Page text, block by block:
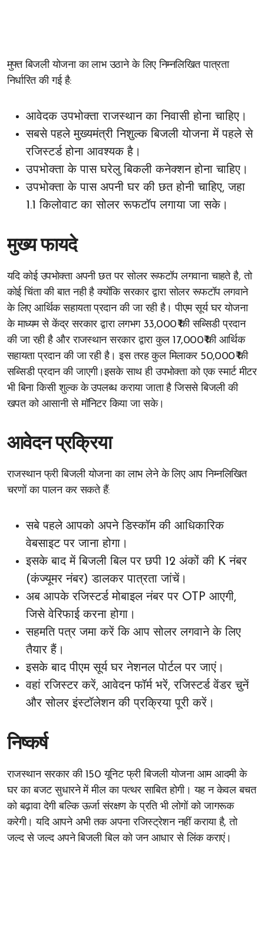
मुफ्त बिजली योजना का लाभ उठाने के लिए निम्नलिखित पात्रता
निर्धारित की गई है:
आवेदक उपभोक्ता राजस्थान का निवासी होना चाहिए।
सबसे पहले मुख्यमंत्री निशुल्क बिजली योजना में पहले से
रजिस्टर्ड होना आवश्यक है।
उपभोक्ता के पास घरेलु बिकली कनेक्शन होना चाहिए।
उपभोक्ता के पास अपनी घर की छत होनी चाहिए, जहा
1.1 किलोवाट का सोलर रूफटॉप लगाया जा सके।
मुख्य फायदे
यदि कोई उपभोक्ता अपनी छत पर सोलर रूफटॉप लगवाना चाहते है, तो
कोई चिंता की बात नही है क्योंकि सरकार द्वारा सोलर रूफटॉप लगवाने
के लिए आर्थिक सहायता प्रदान की जा रही है। पीएम सूर्य घर योजना
के माध्यम से केंद्र सरकार द्वारा लगभग 33,000₹ की सब्सिडी प्रदान
की जा रही है और राजस्थान सरकार द्वारा कुल 17,000₹ की आर्थिक
सहायता प्रदान की जा रही है। इस तरह कुल मिलाकर 50,000₹ की
सब्सिडी प्रदान की जाएगी।इसके साथ ही उपभोक्ता को एक स्मार्ट मीटर
भी बिना किसी शुल्क के उपलब्ध कराया जाता है जिससे बिजली की
खपत को आसानी से मॉनिटर किया जा सके।
आवेदन प्रक्रिया
राजस्थान फ्री बिजली योजना का लाभ लेने के लिए आप निम्नलिखित
चरणों का पालन कर सकते हैं:
सबे पहले आपको अपने डिस्कॉम की आधिकारिक
वेबसाइट पर जाना होगा।
इसके बाद में बिजली बिल पर छपी 12 अंकों की K नंबर
(कंज्यूमर नंबर) डालकर पात्रता जांचें।
अब आपके रजिस्टर्ड मोबाइल नंबर पर OTP आएगी,
जिसे वेरिफाई करना होगा।
सहमति पत्र जमा करें कि आप सोलर लगवाने के लिए
तैयार हैं।
इसके बाद पीएम सूर्य घर नेशनल पोर्टल पर जाएं।
वहां रजिस्टर करें, आवेदन फॉर्म भरें, रजिस्टर्ड वेंडर चुनें
और सोलर इंस्टॉलेशन की प्रक्रिया पूरी करें।
निष्कर्ष
राजस्थान सरकार की 150 यूनिट फ्री बिजली योजना आम आदमी के
घर का बजट सुधारने में मील का पत्थर साबित होगी। यह न केवल बचत
को बढ़ावा देगी बल्कि ऊर्जा संरक्षण के प्रति भी लोगों को जागरूक
करेगी। यदि आपने अभी तक अपना रजिस्ट्रेशन नहीं कराया है, तो
जल्द से जल्द अपने बिजली बिल को जन आधार से लिंक कराएं।